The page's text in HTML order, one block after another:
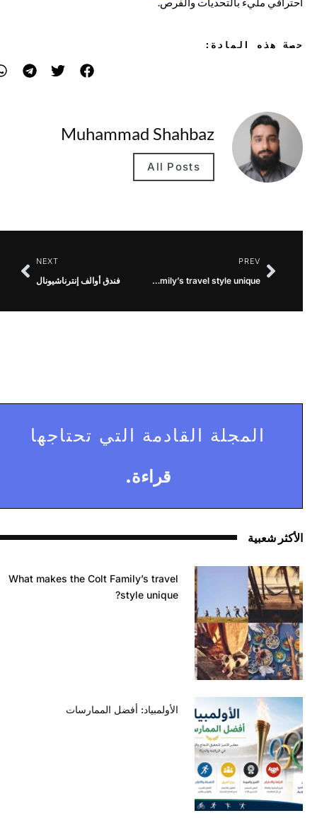
حصة هذه المادة:
Muhammad Shahbaz
All Posts
PREV
What makes the Colt Family’s travel style unique?
NEXT
فندق أوالف إنترناشيونال
المجلة القادمة التي تحتاجها
قراءة.
الأكثر شعبية
What makes the Colt Family’s travel
style unique?
الأولمبياد: أفضل الممارسات